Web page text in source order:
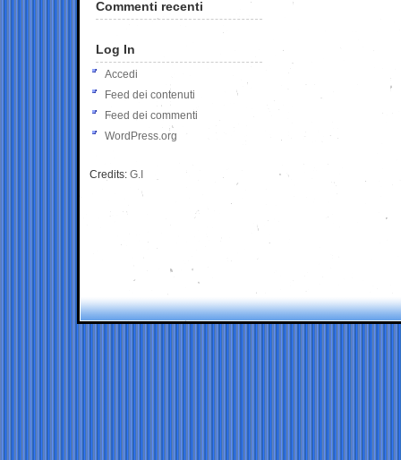
Commenti recenti
Log In
Accedi
Feed dei contenuti
Feed dei commenti
WordPress.org
Credits: G.I